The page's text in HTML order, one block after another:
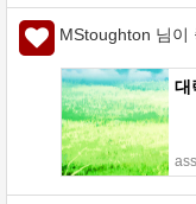
MStoughton 님이
대